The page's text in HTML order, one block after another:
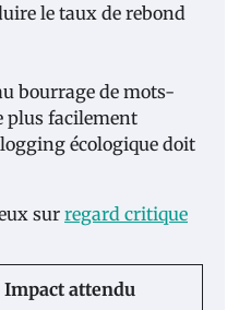
le taux de rebond
bourrage de mots-
plus facilement
écologique doit
sur regard critique
Impact attendu